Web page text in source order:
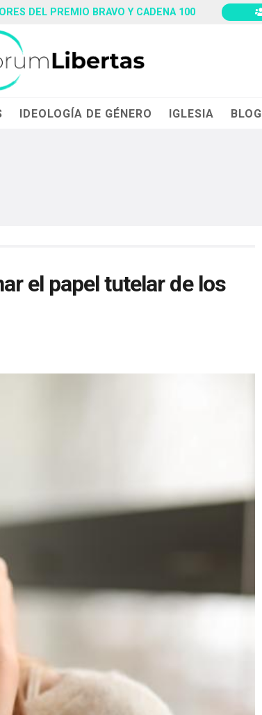
DEL PREMIO BRAVO Y CADENA 100
IDEOLOGÍA DE GÉNERO IGLESIA BLOG
el papel tutelar de los